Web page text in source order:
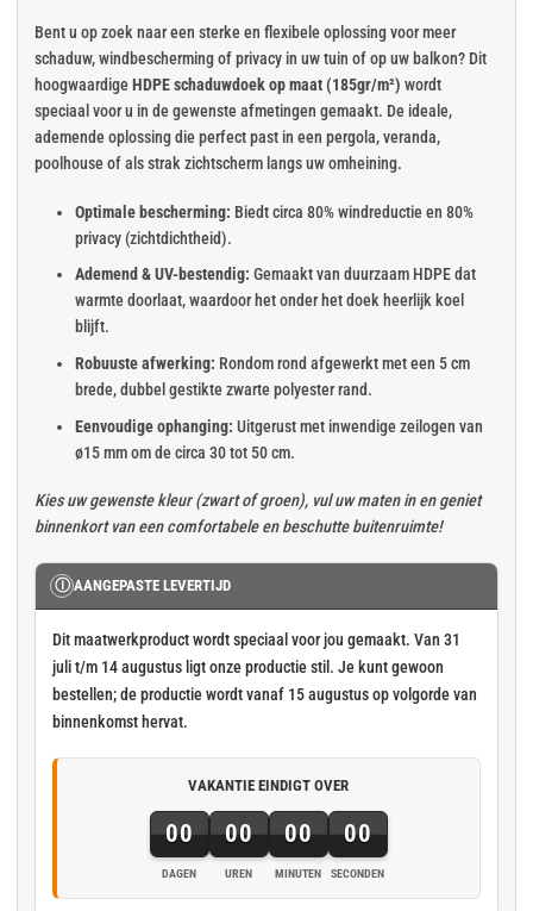
4.8op 5
gebaseerd
opklant
waarderingen
Bent u op zoek naar een sterke en flexibele oplossing voor meer
schaduw, windbescherming of privacy in uw tuin of op uw balkon? Dit
hoogwaardigeHDPE schaduwdoek op maat (185gr/m²) wordt
speciaal voor u in de gewenste afmetingen gemaakt. De ideale,
ademende oplossing die perfect past in een pergola, veranda,
poolhouse of als strak zichtscherm langs uw omheining.
Optimale bescherming: Biedt circa 80% windreductie en 80%
privacy (zichtdichtheid).
Ademend & UV-bestendig: Gemaakt van duurzaam HDPE dat
warmte doorlaat, waardoor het onder het doek heerlijk koel
blijft.
Robuuste afwerking: Rondom rond afgewerkt met een 5 cm
brede, dubbel gestikte zwarte polyester rand.
Eenvoudige ophanging: Uitgerust met inwendige zeilogen van
ø15 mm om de circa 30 tot 50 cm.
Kies uw gewenste kleur (zwart of groen), vul uw maten in en geniet
binnenkort van een comfortabele en beschutte buitenruimte!
Ⓘ AANGEPASTE LEVERTIJD
Dit maatwerkproduct wordt speciaal voor jou gemaakt. Van 31
juli t/m 14 augustus ligt onze productie stil. Je kunt gewoon
bestellen; de productie wordt vanaf 15 augustus op volgorde van
binnenkomst hervat.
VAKANTIE EINDIGT OVER
00
DAGEN
00
UREN
00
MINUTEN
00
SECONDEN